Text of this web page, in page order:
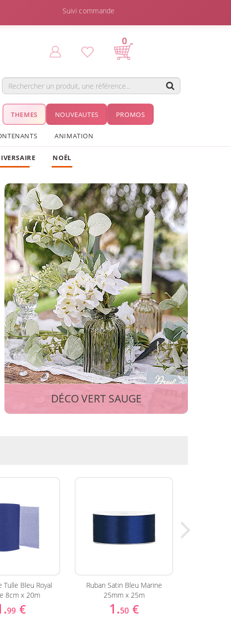
Suivi commande
0
THEMES NOUVEAUTES PROMOS
ANIMATION
NOËL
DÉCO VERT SAUGE
Tulle Bleu Royal
8cm x 20m
99 €
Ruban Satin Bleu Marine
25mm x 25m
1.50 €